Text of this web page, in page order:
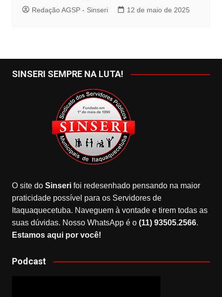
Redação AGSP - Sinseri 12 de maio de 2025
SINSERI SEMPRE NA LUTA!
O site do Sinserifoi redesenhado pensando na maior
praticidade possível para os Servidores de
Itaquaquecetuba. Naveguem à vontade e tirem todas as
suas dúvidas. Nosso WhatsApp é o (11) 93505.2566.
Estamos aqui por você!
Podcast